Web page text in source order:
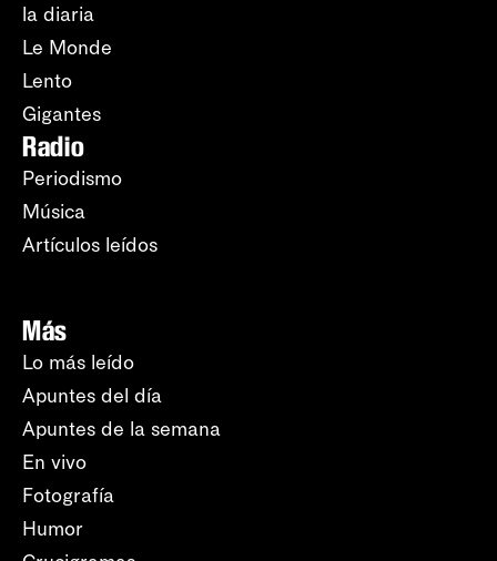
la diaria
Le Monde
Lento
Gigantes
Radio
Periodismo
Música
Artículos leídos
Más
Lo más leído
Apuntes del día
Apuntes de la semana
En vivo
Fotografía
Humor